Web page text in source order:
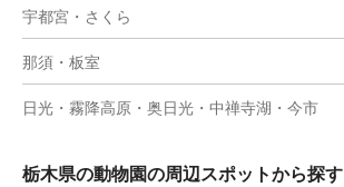
宇都宮・さくら
那須・板室
日光・霧降高原・奥日光・中禅寺湖・今市
栃木県の動物園の周辺スポットから探す